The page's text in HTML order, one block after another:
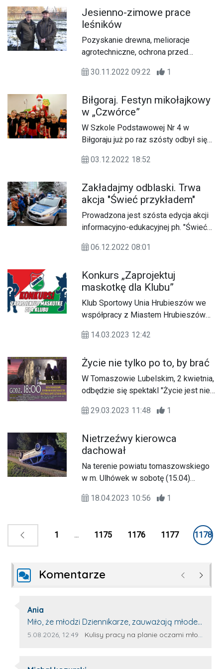
kultury naszego regionu.
Jesienno-zimowe prace
leśników
Pozyskanie drewna, melioracje
agrotechniczne, ochrona przed
30.11.2022 09:22
1
Biłgoraj. Festyn mikołajkowy
w „Czwórce”
W Szkole Podstawowej Nr 4 w
Biłgoraju już po raz szósty odbył się
03.12.2022 18:52
Zakładajmy odblaski. Trwa
akcja "Świeć przykładem"
Prowadzona jest szósta edycja akcji
informacyjno-edukacyjnej ph. "Świeć
Przypomina ona o obowiązku
włączyły się jednostki Policji,
Konferencja Episkopatu Polski i
Polska Rada Ekumeniczna. W
ubiegłym roku na polskich drogach
udziałem pieszych, w których zginęło
06.12.2022 08:01
Konkurs „Zaprojektuj
maskotkę dla Klubu”
Klub Sportowy Unia Hrubieszów we
współpracy z Miastem Hrubieszów
klubową Unii Hrubieszów, która
barw sportowych Unii, ale również
łączyła barwy miasta i zagrzewała
zawodników do sportu.
14.03.2023 12:42
Życie nie tylko po to, by brać
W Tomaszowie Lubelskim, 2 kwietnia,
odbędzie się spektakl "Życie jest nie
Mękę Pana Jezusa
29.03.2023 11:48 1
Nietrzeźwy kierowca
dachował
Na terenie powiatu tomaszowskiego
w m. Ulhówek w sobotę (15.04)
którego konsekwencją było
18.04.2023 10:56 1
1 ... 1175 1176 1177 1178
Komentarze Poprzednie
Autor komentarza:
Ania
Treść komentarza:
Miło, że młodzi Dziennikarze, zauważają młode
talenty, które dopiero wkraczają na rynek
Data dodania komentarza:
5.08.2026, 12:49 Źródło komentarza:
Kulisy pracy na planie oczami młodego filmowca